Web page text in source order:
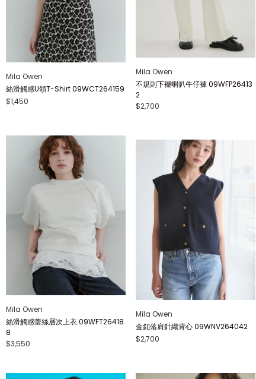
Mila Owen
絲滑觸感U領T-Shirt 09WCT264159
$1,450
Mila Owen
不規則下襬喇叭牛仔褲 09WFP26413
2
$2,700
Mila Owen
絲滑觸感蕾絲層次上衣 09WFT26418
8
$3,550
Mila Owen
金釦落肩針織背心 09WNV264042
$2,700